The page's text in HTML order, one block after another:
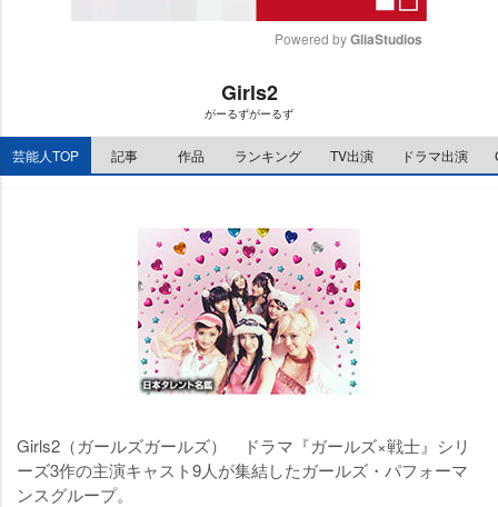
e
Powered by GliaStudios
Girls2
がーるずがーるず
芸能人TOP 記事 作品 ランキング TV出演 ドラマ出演
Girls2（ガールズガールズ） ドラマ『ガールズ×戦士』シリ
ーズ3作の主演キャスト9人が集結したガールズ・パフォーマ
ンスグループ。